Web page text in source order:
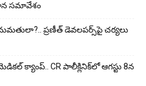
సమావేశం
ప్రణీత్ డెవలపర్స్‌పై చర్యలు
క్యాంప్.. CR పాలీక్లినిక్‌లో ఆగస్టు 8న